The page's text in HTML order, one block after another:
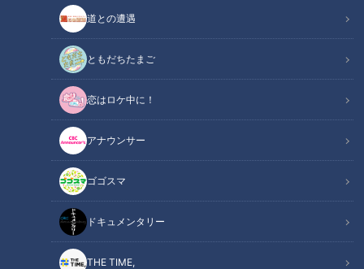
道との遭遇
ともだちたまご
恋はロケ中に！
アナウンサー
ゴゴスマ
ドキュメンタリー
THE TIME,
CBCテレビ / TBS『THE TIME，』
この記事の画像（全5枚）